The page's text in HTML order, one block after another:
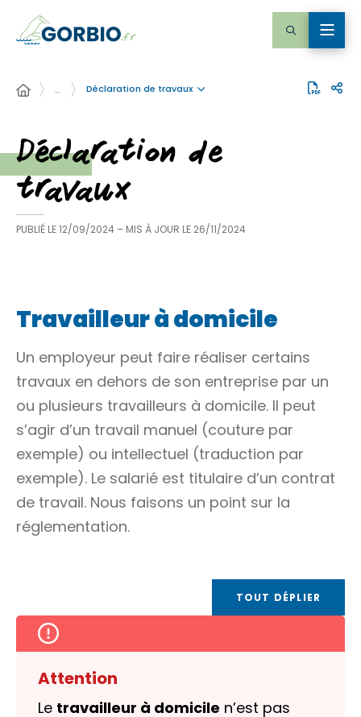
… Déclaration de travaux
Déclaration de
travaux
PUBLIÉ LE12/09/2024 – MIS À JOUR LE 26/11/2024
Travailleur à domicile
Un employeur peut faire réaliser certains
travaux en dehors de son entreprise par un
ou plusieurs travailleurs à domicile. Il peut
s’agir d’un travail manuel (couture par
exemple) ou intellectuel (traduction par
exemple). Le salarié est titulaire d’un contrat
de travail. Nous faisons un point sur la
réglementation.
TOUT DÉPLIER
Attention
Le travailleur à domicile n’est pas